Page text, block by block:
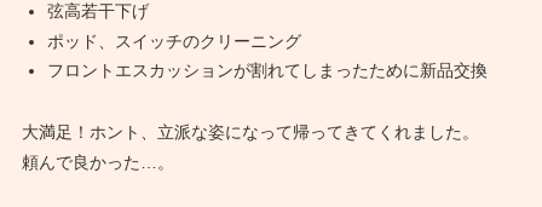
弦高若干下げ
ポッド、スイッチのクリーニング
フロントエスカッションが割れてしまったために新品交換
大満足！ホント、立派な姿になって帰ってきてくれました。
頼んで良かった…。